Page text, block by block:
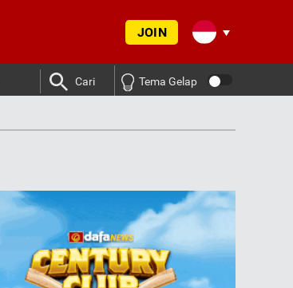
JOIN
Cari Tema Gelap